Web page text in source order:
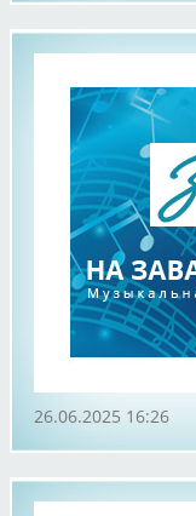
26.06.2025 16:26